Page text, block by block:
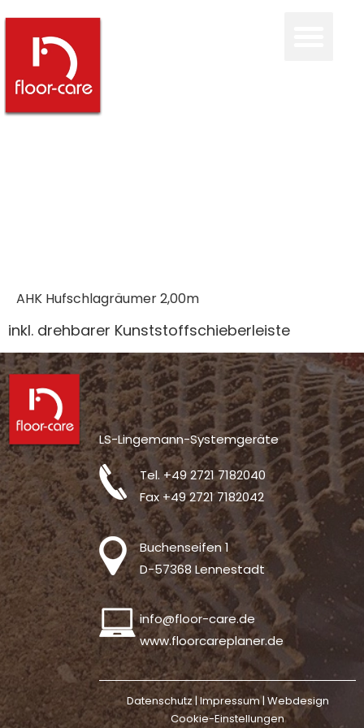
AHK Hufschlagräumer 2,00m
inkl. drehbarer Kunststoffschieberleiste
LS-Lingemann-Systemgeräte
Tel.+49 2721 7182040
Fax +49 2721 7182042
Buchenseifen 1
D-57368 Lennestadt
info@floor-care.de
www.floorcareplaner.de
Datenschutz |Impressum| Webdesign
Cookie-Einstellungen